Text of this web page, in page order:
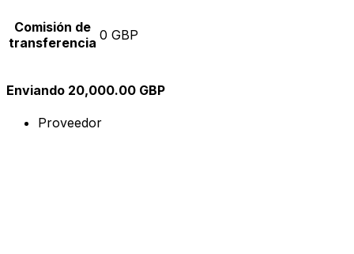
Comisión de
transferencia 0 GBP
Enviando 20,000.00 GBP
Proveedor